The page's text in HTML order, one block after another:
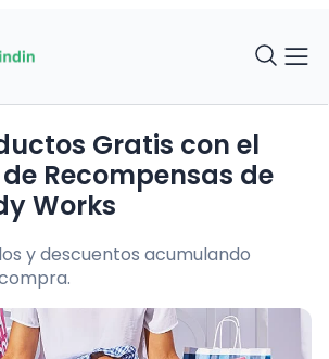
Gratis con el
Recompensas de
Works
y descuentos acumulando